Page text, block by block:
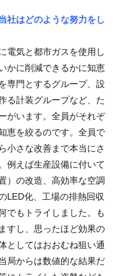
社はどのような努力をし
電気と都市ガスを使用し
かに削減できるかに知恵
専門とするグループ、設
る計装グループなど、た
がいます。全員がそれぞ
恵を絞るのです。全員で
小さな改善まで本当にさ
例えば生産設備に付いて
）の改造、高効率な空調
LED化、工場の排熱回収
でもトライしました。も
すし、思ったほど効果の
としてはおおむね狙い通
局からは数値的な結果だ